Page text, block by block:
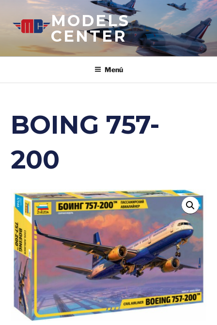
contenido
MODELS
CENTER
Menú
BOING 757-
200